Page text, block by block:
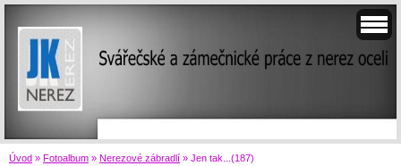
Úvod » Fotoalbum » Nerezové zábradlí » Jen tak...(187)